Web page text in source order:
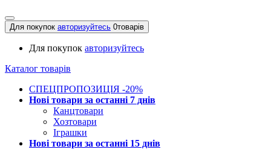
Для покупок авторизуйтесь 0товарів
Для покупок авторизуйтесь
Каталог товарів
СПЕЦПРОПОЗИЦІЯ -20%
Нові товари за останнi 7 днiв
Канцтовари
Хозтовари
Іграшки
Нові товари за останнi 15 днiв